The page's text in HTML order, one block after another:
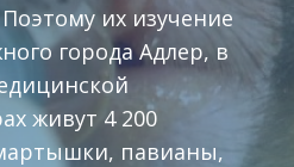
их изучение
города Адлер, в
живут 4 200
павианы,